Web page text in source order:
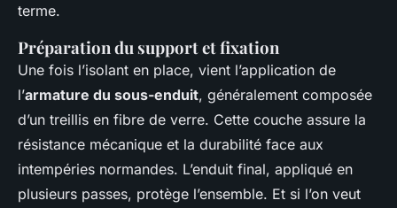
terme.
Préparation du support et fixation
Une fois l’isolant en place, vient l’application de
l’armature du sous-enduit, généralement composée
d’un treillis en fibre de verre. Cette couche assure la
résistance mécanique et la durabilité face aux
intempéries normandes. L’enduit final, appliqué en
plusieurs passes, protège l’ensemble. Et si l’on veut